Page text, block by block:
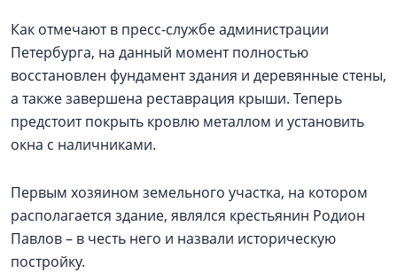
Как отмечают в пресс-службе администрации
Петербурга, на данный момент полностью
восстановлен фундамент здания и деревянные стены,
а также завершена реставрация крыши. Теперь
предстоит покрыть кровлю металлом и установить
окна с наличниками.
Первым хозяином земельного участка, на котором
располагается здание, являлся крестьянин Родион
Павлов – в честь него и назвали историческую
постройку.